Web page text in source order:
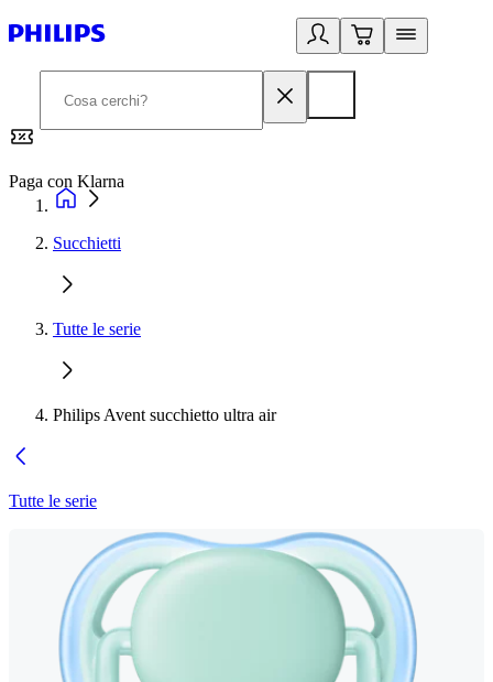
Paga con Klarna
Succhietti
Tutte le serie
Philips Avent succhietto ultra air
Tutte le serie